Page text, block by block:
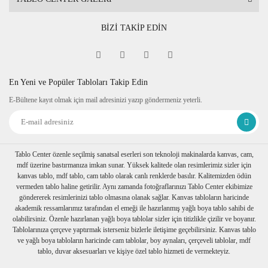
BİZİ TAKİP EDİN
En Yeni ve Popüler Tabloları Takip Edin
E-Bültene kayıt olmak için mail adresinizi yazıp göndermeniz yeterli.
Tablo Center özenle seçilmiş sanatsal eserleri son teknoloji makinalarda kanvas, cam,
mdf üzerine bastırmanıza imkan sunar. Yüksek kalitede olan resimlerimiz sizler için
kanvas tablo, mdf tablo, cam tablo olarak canlı renklerde basılır. Kalitemizden ödün
vermeden tablo haline getirilir. Aynı zamanda fotoğraflarınızı Tablo Center ekibimize
göndererek resimlerinizi tablo olmasına olanak sağlar. Kanvas tabloların haricinde
akademik ressamlarımız tarafından el emeği ile hazırlanmış yağlı boya tablo sahibi de
olabilirsiniz. Özenle hazırlanan yağlı boya tablolar sizler için titizlikle çizilir ve boyanır.
Tablolarınıza çerçeve yaptırmak isterseniz bizlerle iletişime geçebilirsiniz. Kanvas tablo
ve yağlı boya tabloların haricinde cam tablolar, boy aynaları, çerçeveli tablolar, mdf
tablo, duvar aksesuarları ve kişiye özel tablo hizmeti de vermekteyiz.